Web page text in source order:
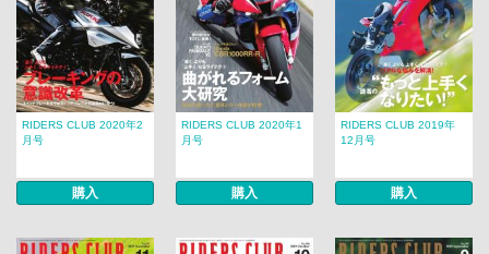
RIDERS CLUB 2020年2
月号
購入
RIDERS CLUB 2020年1
月号
購入
RIDERS CLUB 2019年
12月号
購入